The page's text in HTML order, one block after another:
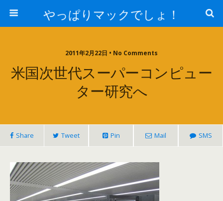
やっぱりマックでしょ！
2011年2月22日 • No Comments
米国次世代スーパーコンピュー
ター研究へ
Share Tweet Pin Mail SMS